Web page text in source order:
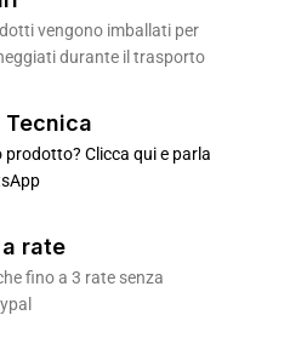
vengono imballati per
durante il trasporto
prodotto? Clicca qui e parla
rate
fino a 3 rate senza